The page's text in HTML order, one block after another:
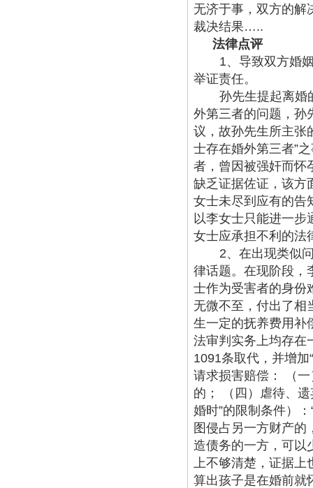
无济于事，双方的解
裁决结果…..
法律点评
1、导致双方婚
举证责任。
孙先生提起离婚
外第三者的问题，孙
议，故孙先生所主张
士存在婚外第三者”
者，曾因被强奸而怀
缺乏证据佐证，该方
女士未尽到应有的告
以李女士只能进一
女士应承担不利的法
2、在出现类似
律话题。在现阶段，
士作为受害者的身份
无微不至，付出了相
生一定的抚养费用补
法审判实务上均存在
1091条取代，并增加
请求损害赔偿： （
的； （四）虐待、
婚时”的限制条件）
：
图侵占另一方财产
造债务的一方，可以
上不够清楚，证据上
算出孩子是在婚前就